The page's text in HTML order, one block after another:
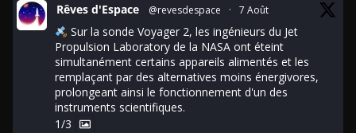
Rêves d'Espace @revesdespace · 7 Août
Sur la sonde Voyager 2, les ingénieurs du Jet
Propulsion Laboratory de la NASA ont éteint
simultanément certains appareils alimentés et les
remplaçant par des alternatives moins énergivores,
prolongeant ainsi le fonctionnement d'un des
instruments scientifiques.
1/3